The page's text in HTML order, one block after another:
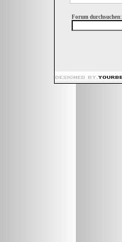
Forum durchsuchen: